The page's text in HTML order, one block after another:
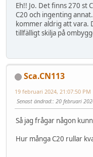
Eh!! Jo. Det finns 270 st
C20 och ingenting
kommer aldrig att vara.
tillfälligt skilja på
Sca.CN113
19 februari 2024, 21:07:50 PM
Senast ändrad:: 20 februari
Så jag frågar någon
Hur många C20 rullar